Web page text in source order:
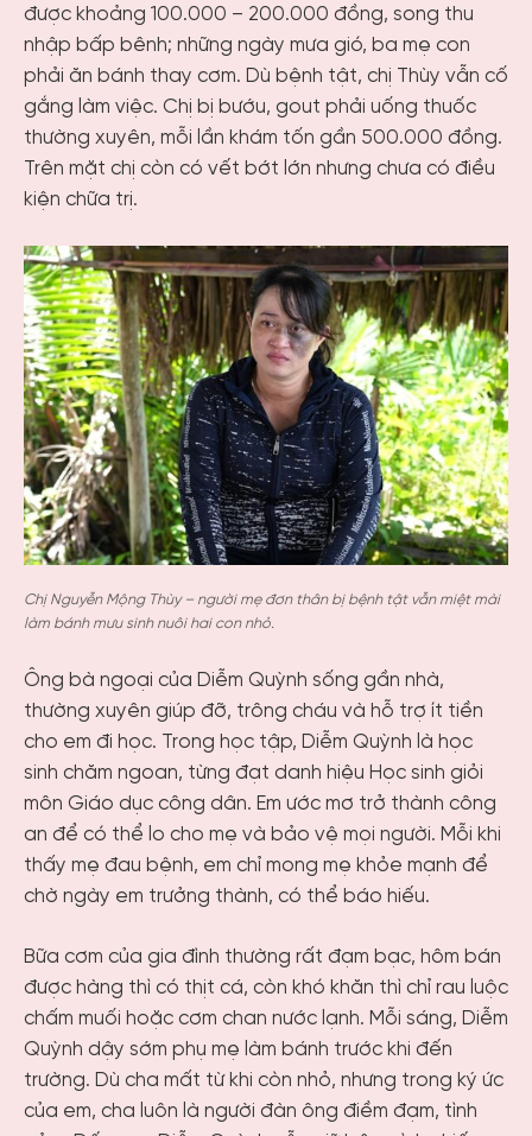
được khoảng 100.000 – 200.000 đồng, song thu
nhập bấp bênh; những ngày mưa gió, ba mẹ con
phải ăn bánh thay cơm. Dù bệnh tật, chị Thùy vẫn cố
gắng làm việc. Chị bị bướu, gout phải uống thuốc
thường xuyên, mỗi lần khám tốn gần 500.000 đồng.
Trên mặt chị còn có vết bớt lớn nhưng chưa có điều
kiện chữa trị.
Chị Nguyễn Mộng Thùy – người mẹ đơn thân bị bệnh tật vẫn miệt mài
làm bánh mưu sinh nuôi hai con nhỏ.
Ông bà ngoại của Diễm Quỳnh sống gần nhà,
thường xuyên giúp đỡ, trông cháu và hỗ trợ ít tiền
cho em đi học. Trong học tập, Diễm Quỳnh là học
sinh chăm ngoan, từng đạt danh hiệu Học sinh giỏi
môn Giáo dục công dân. Em ước mơ trở thành công
an để có thể lo cho mẹ và bảo vệ mọi người. Mỗi khi
thấy mẹ đau bệnh, em chỉ mong mẹ khỏe mạnh để
chờ ngày em trưởng thành, có thể báo hiếu.
Bữa cơm của gia đình thường rất đạm bạc, hôm bán
được hàng thì có thịt cá, còn khó khăn thì chỉ rau luộc
chấm muối hoặc cơm chan nước lạnh. Mỗi sáng, Diễm
Quỳnh dậy sớm phụ mẹ làm bánh trước khi đến
trường. Dù cha mất từ khi còn nhỏ, nhưng trong ký ức
của em, cha luôn là người đàn ông điềm đạm, tình